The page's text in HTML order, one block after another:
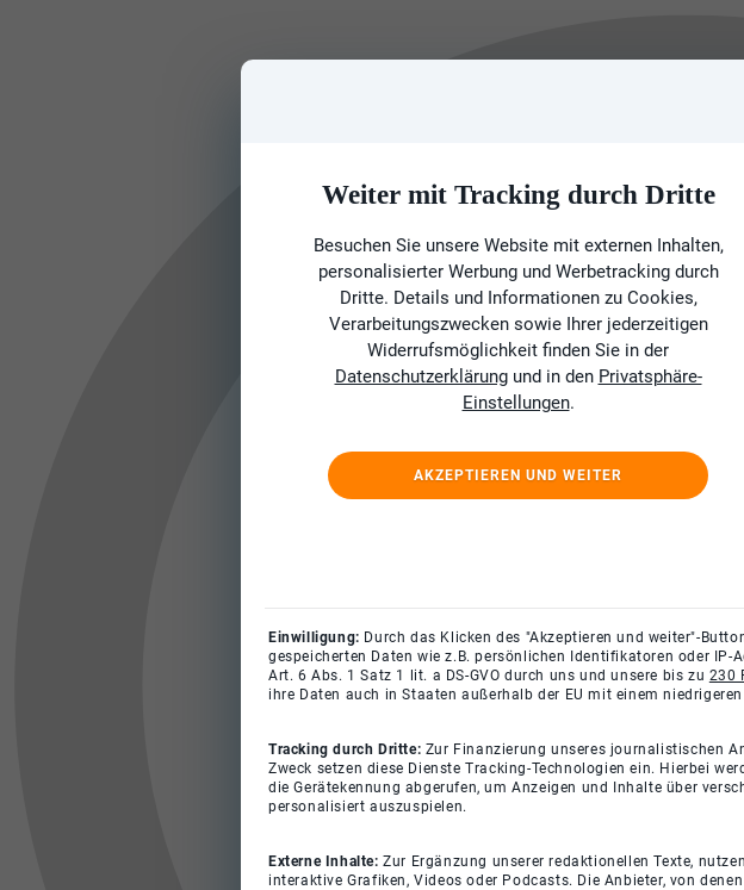
Weiter mit Tracking durch Dritte
Besuchen Sie unsere Website mit externen Inhalten,
personalisierter Werbung und Werbetracking durch
Dritte. Details und Informationen zu Cookies,
Verarbeitungszwecken sowie Ihrer jederzeitigen
Widerrufsmöglichkeit finden Sie in der
Datenschutzerklärungund in den Privatsphäre-
Einstellungen.
AKZEPTIEREN UND WEITER
Einwilligung: Durch das Klicken des "Akzeptieren und weiter"-
gespeicherten Daten wie z.B. persönlichen Identifikatoren oder IP-
Art. 6 Abs. 1 Satz 1 lit. a DS-GVO durch uns und unsere bis zu 230
ihre Daten auch in Staaten außerhalb der EU mit einem
Tracking durch Dritte: Zur Finanzierung unseres journalistischen
Zweck setzen diese Dienste Tracking-Technologien ein. Hierbei
die Gerätekennung abgerufen, um Anzeigen und Inhalte über
personalisiert auszuspielen.
Externe Inhalte:Zur Ergänzung unserer redaktionellen Texte,
interaktive Grafiken, Videos oder Podcasts. Die Anbieter, von